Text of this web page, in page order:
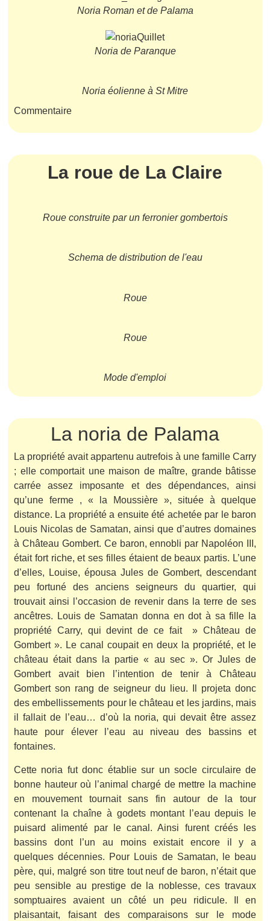
Noria Roman et de Palama
Noria de Paranque
Noria éolienne à St Mitre
Commentaire
La roue de La Claire
Roue construite par un ferronier gombertois
Schema de distribution de l'eau
Roue
Roue
Mode d'emploi
La noria de Palama
La propriété avait appartenu autrefois à une famille Carry
; elle comportait une maison de maître, grande bâtisse
carrée assez imposante et des dépendances, ainsi
qu’une ferme , « la Moussière », située à quelque
distance. La propriété a ensuite été achetée par le baron
Louis Nicolas de Samatan, ainsi que d’autres domaines
à Château Gombert. Ce baron, ennobli par Napoléon III,
était fort riche, et ses filles étaient de beaux partis. L’une
d’elles, Louise, épousa Jules de Gombert, descendant
peu fortuné des anciens seigneurs du quartier, qui
trouvait ainsi l’occasion de revenir dans la terre de ses
ancêtres. Louis de Samatan donna en dot à sa fille la
propriété Carry, qui devint de ce fait » Château de
Gombert ». Le canal coupait en deux la propriété, et le
château était dans la partie « au sec ». Or Jules de
Gombert avait bien l’intention de tenir à Château
Gombert son rang de seigneur du lieu. Il projeta donc
des embellissements pour le château et les jardins, mais
il fallait de l’eau… d’où la noria, qui devait être assez
haute pour élever l’eau au niveau des bassins et
fontaines.
Cette noria fut donc établie sur un socle circulaire de
bonne hauteur où l’animal chargé de mettre la machine
en mouvement tournait sans fin autour de la tour
contenant la chaîne à godets montant l’eau depuis le
puisard alimenté par le canal. Ainsi furent créés les
bassins dont l’un au moins existait encore il y a
quelques décennies. Pour Louis de Samatan, le beau
père, qui, malgré son titre tout neuf de baron, n’était que
peu sensible au prestige de la noblesse, ces travaux
somptuaires avaient un côté un peu ridicule. Il en
plaisantait, faisant des comparaisons sur le mode